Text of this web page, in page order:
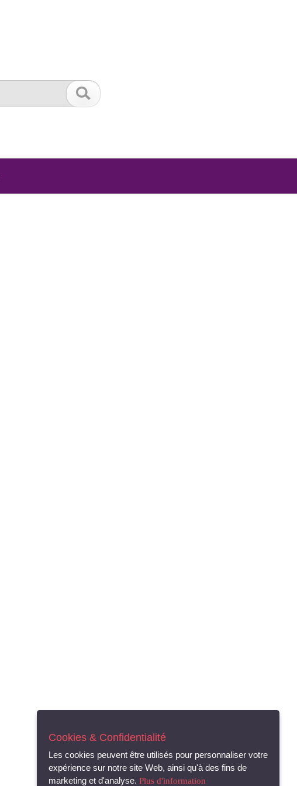
Cookies & Confidentialité
Les cookies peuvent être utilisés pour personnaliser votre
expérience sur notre site Web, ainsi qu'à des fins de
marketing et d'analyse. Plus d'information